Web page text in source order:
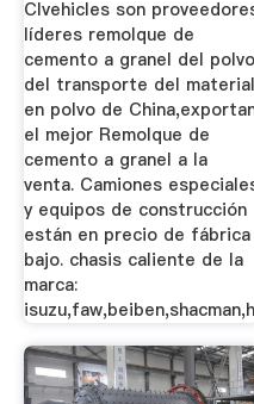
Clvehicles son
líderes remolque de
cemento a granel del polvo
del transporte del material
en polvo de
el mejor Remolque de
cemento a granel a la
venta. Camiones
y equipos de construcción
están en precio de fábrica
bajo. chasis caliente de la
marca: